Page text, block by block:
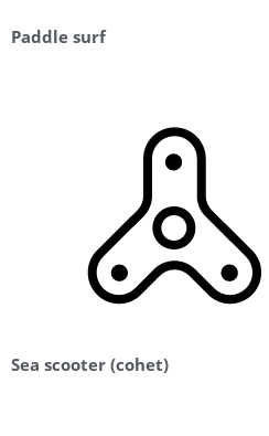
Paddle surf
Sea scooter (cohet)